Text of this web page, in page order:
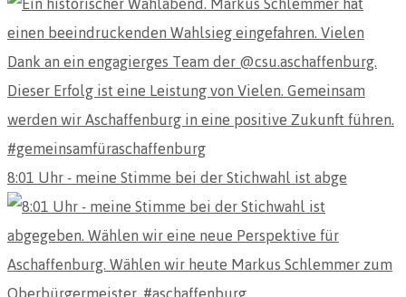
8:01 Uhr - meine Stimme bei der Stichwahl ist abge